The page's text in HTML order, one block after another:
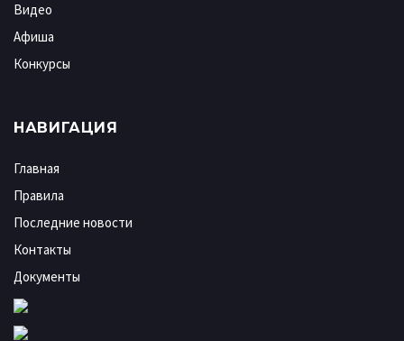
Видео
Афиша
Конкурсы
НАВИГАЦИЯ
Главная
Правила
Последние новости
Контакты
Документы